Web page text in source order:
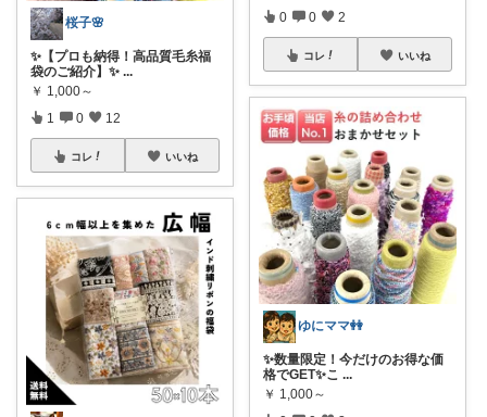
桜子🌸
✨【プロも納得！高品質毛糸福
袋のご紹介】✨ ...
￥ 1,000～
1 0 12
コレ いいね
0 0 2
コレ いいね
ゆにママ👭
✨数量限定！今だけのお得な価
格でGET✨こ ...
￥ 1,000～